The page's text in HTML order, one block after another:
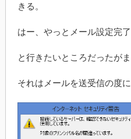
きる。
はー、やっとメール設定完了
と行きたいところだったが
それはメールを送受信の度に